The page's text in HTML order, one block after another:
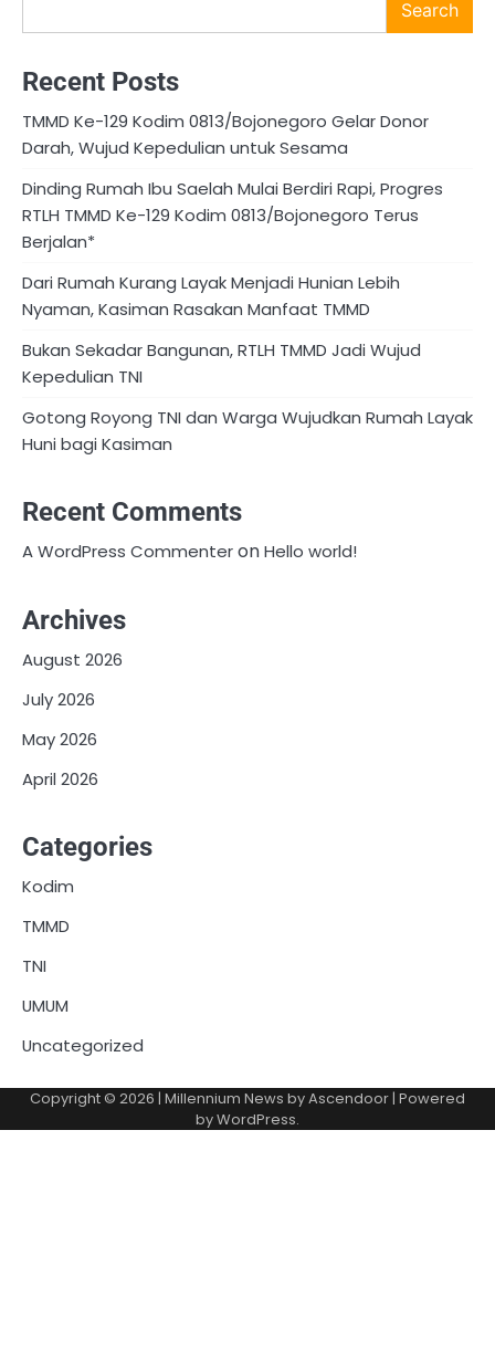
Search
Recent Posts
TMMD Ke-129 Kodim 0813/Bojonegoro Gelar Donor
Darah, Wujud Kepedulian untuk Sesama
Dinding Rumah Ibu Saelah Mulai Berdiri Rapi, Progres
RTLH TMMD Ke-129 Kodim 0813/Bojonegoro Terus
Berjalan*
Dari Rumah Kurang Layak Menjadi Hunian Lebih
Nyaman, Kasiman Rasakan Manfaat TMMD
Bukan Sekadar Bangunan, RTLH TMMD Jadi Wujud
Kepedulian TNI
Gotong Royong TNI dan Warga Wujudkan Rumah Layak
Huni bagi Kasiman
Recent Comments
A WordPress CommenteronHello world!
Archives
August 2026
July 2026
May 2026
April 2026
Categories
Kodim
TMMD
TNI
UMUM
Uncategorized
Copyright © 2026 | Millennium News byAscendoor | Powered
byWordPress.